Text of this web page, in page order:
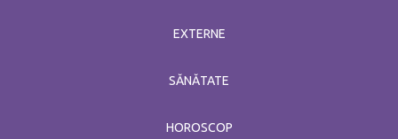
EXTERNE
SĂNĂTATE
HOROSCOP